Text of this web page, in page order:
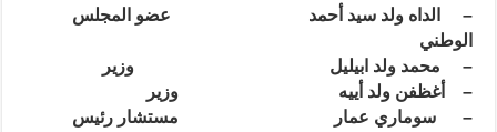
– الداه ولد سيد أحمد عضو المجلس
الوطني
– محمد ولد ابيليل وزير
– أغظفن ولد أييه وزير
– سوماري عمار مستشار رئيس